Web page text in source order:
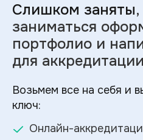
Слишком заняты
заниматься
портфолио и
для
Возьмем все на себя и
ключ:
Онлайн-